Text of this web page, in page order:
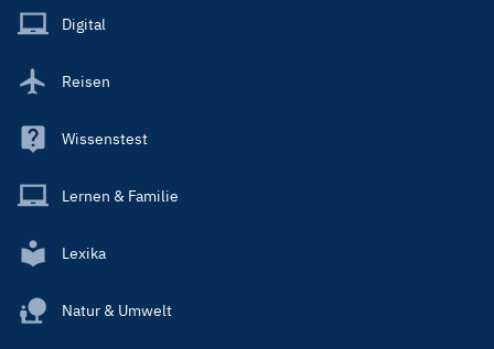
Main
Digital
Reisen
Wissenstest
Lernen & Familie
Lexika
Natur & Umwelt